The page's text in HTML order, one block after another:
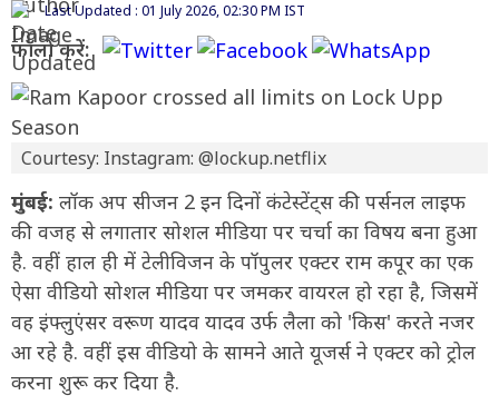
Last Updated : 01 July 2026, 02:30 PM IST
फॉलो करें:
Courtesy: Instagram: @lockup.netflix
मुंबई: लॉक अप सीजन 2 इन दिनों कंटेस्टेंट्स की पर्सनल लाइफ
की वजह से लगातार सोशल मीडिया पर चर्चा का विषय बना हुआ
है. वहीं हाल ही में टेलीविजन के पॉपुलर एक्टर राम कपूर का एक
ऐसा वीडियो सोशल मीडिया पर जमकर वायरल हो रहा है, जिसमें
वह इंफ्लुएंसर वरूण यादव यादव उर्फ लैला को 'किस' करते नजर
आ रहे है. वहीं इस वीडियो के सामने आते यूजर्स ने एक्टर को ट्रोल
करना शुरू कर दिया है.